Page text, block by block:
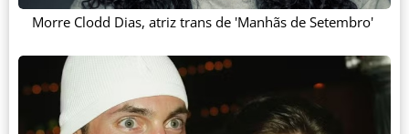
Morre Clodd Dias, atriz trans de 'Manhãs de Setembro'